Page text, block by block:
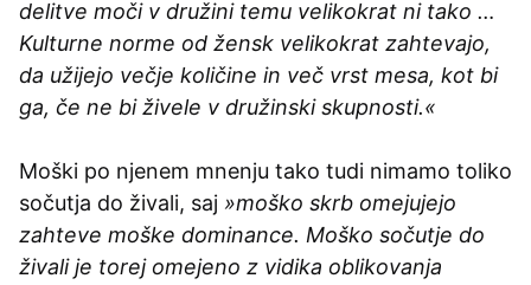
delitve moči v družini temu velikokrat ni tako …
Kulturne norme od žensk velikokrat zahtevajo,
da užijejo večje količine in več vrst mesa, kot bi
ga, če ne bi živele v družinski skupnosti.«
Moški po njenem mnenju tako tudi nimamo toliko
sočutja do živali, saj »moško skrb omejujejo
zahteve moške dominance. Moško sočutje do
živali je torej omejeno z vidika oblikovanja